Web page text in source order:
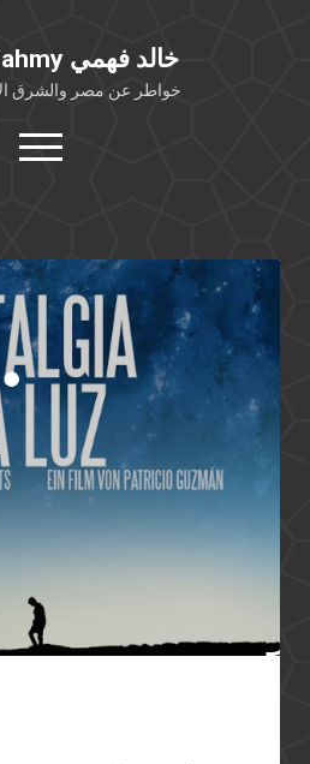
Khaled Fahmy خالد فهمي
خواطر عن مصر والشرق
open
menu
خلفية
كتابات أكاديمية
مقالات
بوستات من
مقابلات في
Languages